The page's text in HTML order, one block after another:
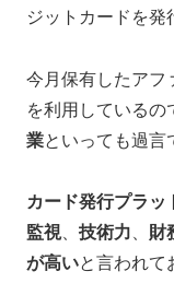
ジットカードを発
今月保有したアフ
を利用しているの
業といっても過言
カード発行プラッ
監視、 技術力、 財
が高いと言われて